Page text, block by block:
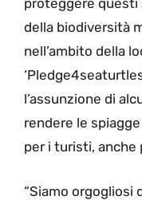
proteggere questi
della biodiversità
nell’ambito della
l’assunzione di
rendere le
per i turisti, anche
“Siamo orgogliosi